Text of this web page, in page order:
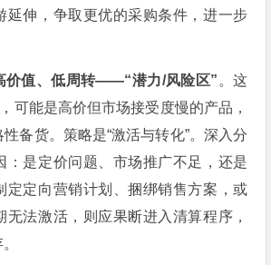
延伸，争取更优的采购条件，进一步
价值、低周转——“潜力/风险区” 。这
可能是高价但市场接受度慢的产品，
备货。策略是“激活与转化”。深入分
：是定价问题、市场推广不足，还是
定定向营销计划、捆绑销售方案，或
无法激活，则应果断进入清算程序，